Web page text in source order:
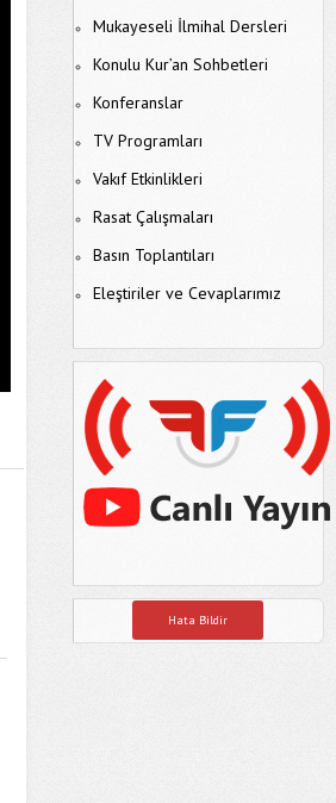
Mukayeseli İlmihal Dersleri
Konulu Kur’an Sohbetleri
Konferanslar
TV Programları
Vakıf Etkinlikleri
Rasat Çalışmaları
Basın Toplantıları
Eleştiriler ve Cevaplarımız
Hata Bildir